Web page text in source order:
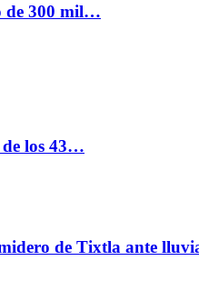
de 300 mil…
de los 43…
de Tixtla ante